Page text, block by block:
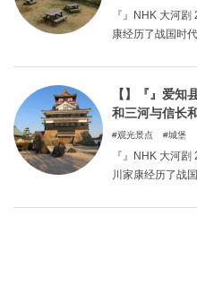
USD
关於DEEPLOG
隐私政策
网站营运公司
『』NHK 大河
康经历了战国时
征战。其中最伟
参战诸侯的营地
遗骸和战役的历
【】『』爱知
和三河与信长
观光景点 城堡
『』NHK 大河
川家康经历了战
城，但童年时却